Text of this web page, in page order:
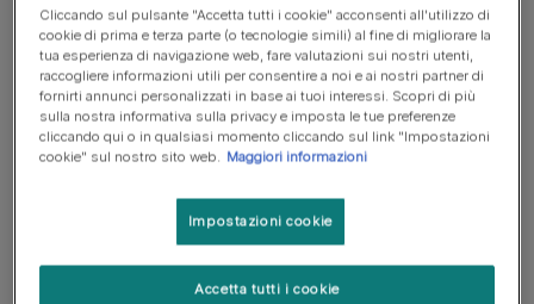
Thelma
Puglia
Cliccando sul pulsante "Accetta tutti i cookie" acconsenti all'utilizzo di
cookie di prima e terza parte (o tecnologie simili) al fine di migliorare la
tua esperienza di navigazione web, fare valutazioni sui nostri utenti,
raccogliere informazioni utili per consentire a noi e ai nostri partner di
fornirti annunci personalizzati in base ai tuoi interessi. Scopri di più
sulla nostra informativa sulla privacy e imposta le tue preferenze
cliccando qui o in qualsiasi momento cliccando sul link "Impostazioni
cookie" sul nostro sito web. Maggiori informazioni
Impostazioni cookie
Accetta tutti i cookie